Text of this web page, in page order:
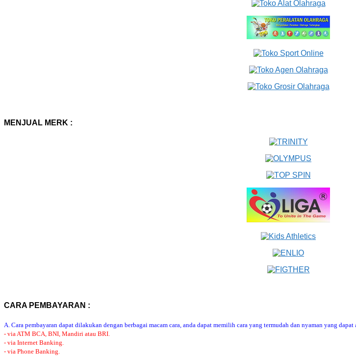
MENJUAL MERK :
CARA PEMBAYARAN :
A. Cara pembayaran dapat dilakukan dengan berbagai macam cara, anda dapat memilih cara yang termudah dan nyaman yang
- via ATM BCA, BNI, Mandiri atau BRI.
- via Internet Banking.
- via Phone Banking.